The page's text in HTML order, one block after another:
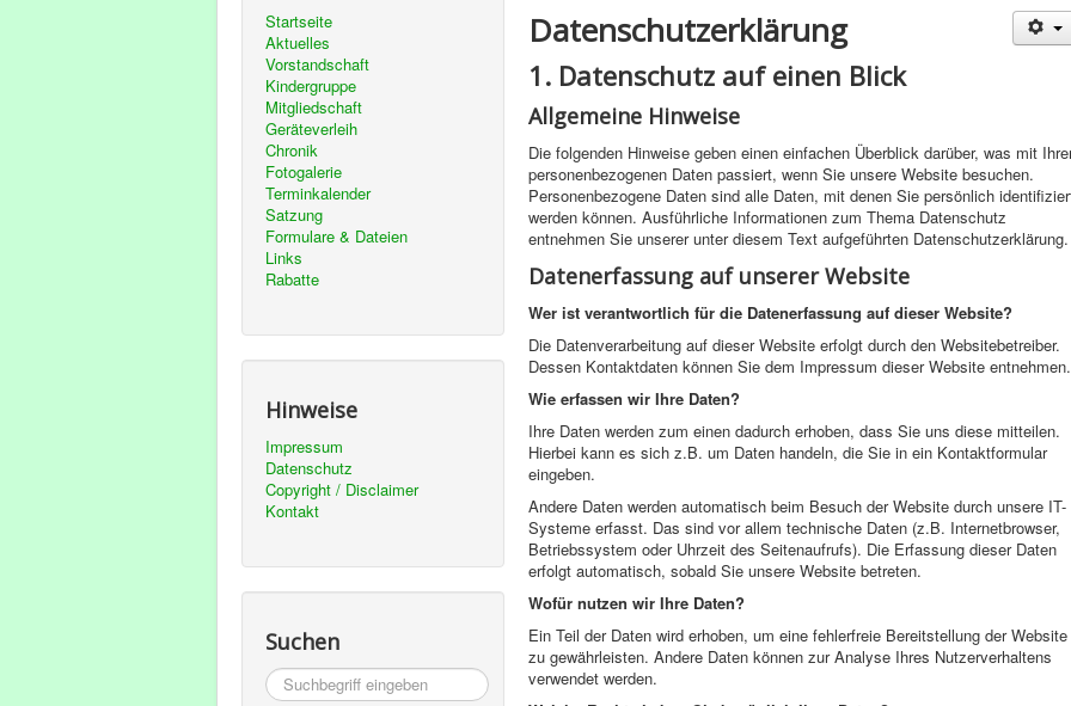
Startseite
Aktuelles
Vorstandschaft
Kindergruppe
Mitgliedschaft
Geräteverleih
Chronik
Fotogalerie
Terminkalender
Satzung
Formulare & Dateien
Links
Rabatte
Hinweise
Impressum
Datenschutz
Copyright / Disclaimer
Kontakt
Suchen
Suchbegriff
eingeben
Datenschutzerklärung
1. Datenschutz auf einen Blick
Allgemeine Hinweise
Die folgenden Hinweise geben einen einfachen Überblick darüber, was mit
personenbezogenen Daten passiert, wenn Sie unsere Website besuchen.
Personenbezogene Daten sind alle Daten, mit denen Sie persönlich
werden können. Ausführliche Informationen zum Thema Datenschutz
entnehmen Sie unserer unter diesem Text aufgeführten Datenschutzerklärung.
Datenerfassung auf unserer Website
Wer ist verantwortlich für die Datenerfassung auf dieser Website?
Die Datenverarbeitung auf dieser Website erfolgt durch den Websitebetreiber.
Dessen Kontaktdaten können Sie dem Impressum dieser Website entnehmen.
Wie erfassen wir Ihre Daten?
Ihre Daten werden zum einen dadurch erhoben, dass Sie uns diese mitteilen.
Hierbei kann es sich z.B. um Daten handeln, die Sie in ein Kontaktformular
eingeben.
Andere Daten werden automatisch beim Besuch der Website durch unsere IT-
Systeme erfasst. Das sind vor allem technische Daten (z.B. Internetbrowser,
Betriebssystem oder Uhrzeit des Seitenaufrufs). Die Erfassung dieser Daten
erfolgt automatisch, sobald Sie unsere Website betreten.
Wofür nutzen wir Ihre Daten?
Ein Teil der Daten wird erhoben, um eine fehlerfreie Bereitstellung der Website
zu gewährleisten. Andere Daten können zur Analyse Ihres Nutzerverhaltens
verwendet werden.